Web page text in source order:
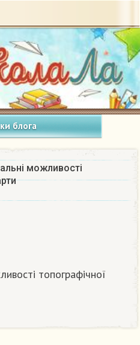
блога
можливості
топографічної